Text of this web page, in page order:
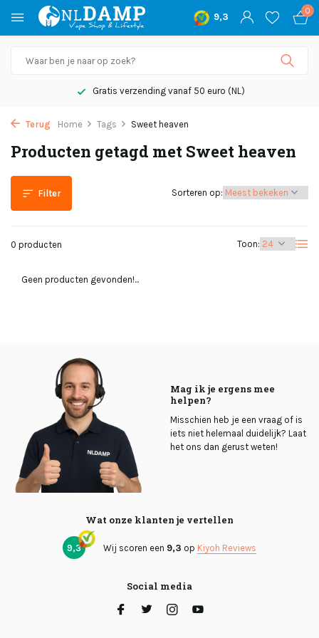
9,3
0
Gratis verzending vanaf 50 euro (NL)
Terug Home Tags Sweet heaven
Producten getagd met Sweet heaven
Filter
0 producten Toon:
Sorteren op:
Geen producten gevonden!...
Mag ik je ergens mee
helpen?
Misschien heb je een vraag of is
iets niet helemaal duidelijk? Laat
het ons dan gerust weten!
Wat onze klanten je vertellen
9,3 Wij scoren een 9,3 op Kiyoh Reviews
Social media